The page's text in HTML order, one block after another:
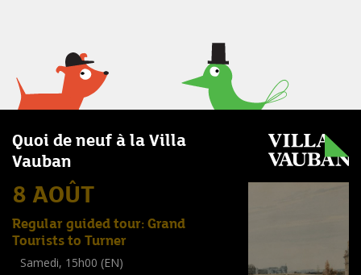
Quoi de neuf à la Villa
Vauban
8 AOÛT
Regular guided tour: Grand
Tourists to Turner
Samedi, 15h00 (EN)